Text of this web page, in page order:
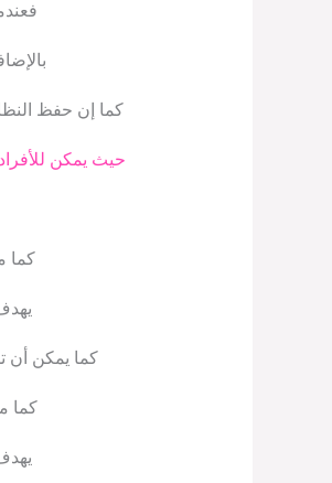
كما إن حفظ
حيث يمكن
كما
كما يمكن أن
كما